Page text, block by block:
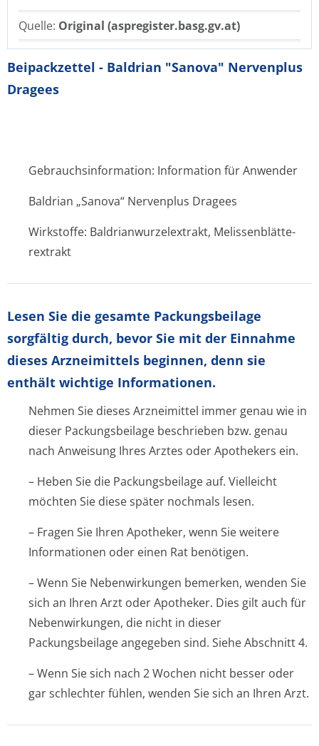
Quelle: Original (aspregister.basg.gv.at)
Beipackzettel - Baldrian "Sanova" Nervenplus
Dragees
Gebrauchsinformation: Information für Anwender
Baldrian „Sanova“ Nervenplus Dragees
Wirkstoffe: Baldrianwurze­lextrakt, Melissenblätte­
rextrakt
Lesen Sie die gesamte Packungsbeilage
sorgfältig durch, bevor Sie mit der Einnahme
dieses Arzneimittels beginnen, denn sie
enthält wichtige Informationen.
Nehmen Sie dieses Arzneimittel immer genau wie in
dieser Packungsbeilage beschrieben bzw. genau
nach Anweisung Ihres Arztes oder Apothekers ein.
– Heben Sie die Packungsbeilage auf. Vielleicht
möchten Sie diese später nochmals lesen.
– Fragen Sie Ihren Apotheker, wenn Sie weitere
Informationen oder einen Rat benötigen.
– Wenn Sie Nebenwirkungen bemerken, wenden Sie
sich an Ihren Arzt oder Apotheker. Dies gilt auch für
Nebenwirkungen, die nicht in dieser
Packungsbeilage angegeben sind. Siehe Abschnitt 4.
– Wenn Sie sich nach 2 Wochen nicht besser oder
gar schlechter fühlen, wenden Sie sich an Ihren Arzt.